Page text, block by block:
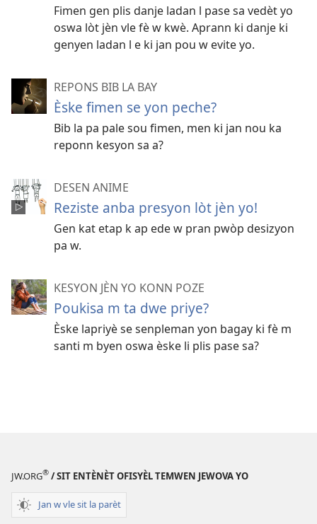
Fimen gen plis danje ladan l pase sa vedèt yo
oswa lòt jèn vle fè w kwè. Aprann ki danje ki
genyen ladan l e ki jan pou w evite yo.
REPONS BIB LA BAY
Èske fimen se yon peche?
Bib la pa pale sou fimen, men ki jan nou ka
reponn kesyon sa a?
DESEN ANIME
Reziste anba presyon lòt jèn yo!
Gen kat etap k ap ede w pran pwòp desizyon
pa w.
KESYON JÈN YO KONN POZE
Poukisa m ta dwe priye?
Èske lapriyè se senpleman yon bagay ki fè m
santi m byen oswa èske li plis pase sa?
JW.ORG® / SIT ENTÈNÈT OFISYÈL TEMWEN JEWOVA YO
Jan w vle sit la parèt